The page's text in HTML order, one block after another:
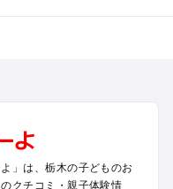
け
かけ
ルお出かけ
」は、栃木の子どものお
クチコミ・親子体験情